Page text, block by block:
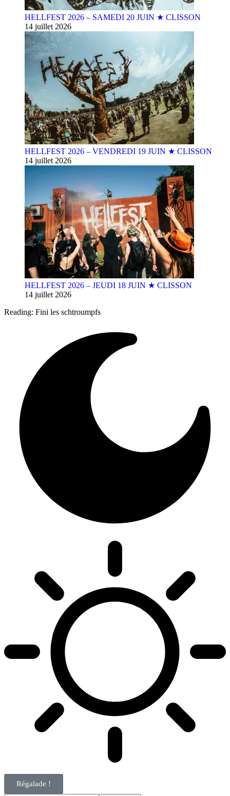
HELLFEST 2026 – SAMEDI 20 JUIN ★ CLISSON
14 juillet 2026
HELLFEST 2026 – VENDREDI 19 JUIN ★ CLISSON
14 juillet 2026
HELLFEST 2026 – JEUDI 18 JUIN ★ CLISSON
14 juillet 2026
Reading: Fini les schtroumpfs
Régalade !